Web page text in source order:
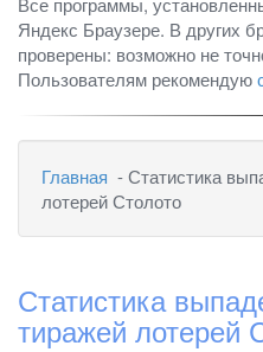
Яндекс Браузере. В других
проверены: возможно не
Пользователям рекомендую
Главная - Статистика
лотерей Столото
Статистика
тиражей лотерей